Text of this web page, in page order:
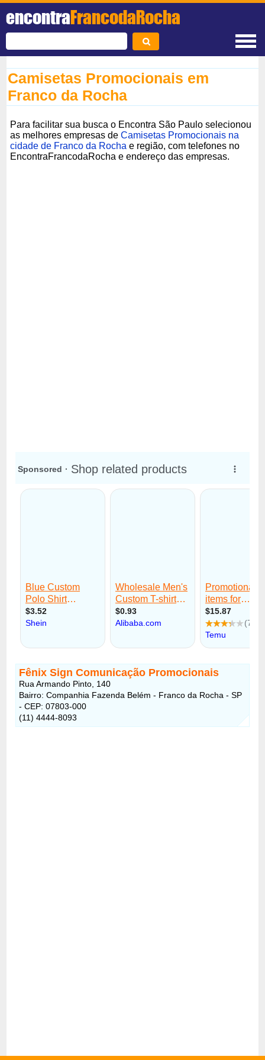
encontraFrancodaRocha
Camisetas Promocionais em
Franco da Rocha
Para facilitar sua busca o Encontra São Paulo selecionou
as melhores empresas deCamisetas Promocionais na
cidade de Franco da Rocha e região, com telefones no
EncontraFrancodaRocha e endereço das empresas.
Fênix Sign Comunicação Promocionais
Rua Armando Pinto, 140
Bairro: Companhia Fazenda Belém - Franco da Rocha - SP
- CEP: 07803-000
(11) 4444-8093